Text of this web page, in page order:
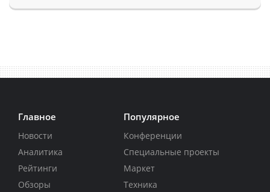
Главное
Новости
Аналитика
Рейтинги
Обзоры
Популярное
Конференции
Специальные проекты
Маркет
Техника